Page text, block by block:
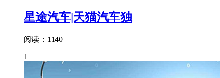
星途汽车|天猫汽车独
阅读：1140
1